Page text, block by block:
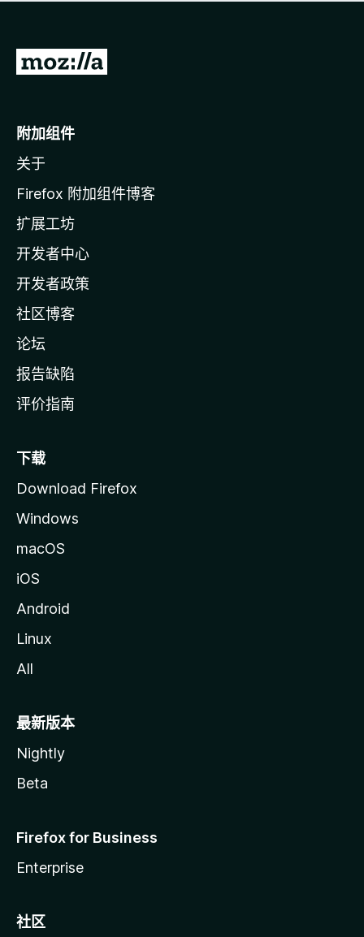
无
转
o
i
l
a
主
页
附加组件
关于
Firefox 附加组件博客
扩展工坊
开发者中心
开发者政策
社区博客
论坛
报告缺陷
评价指南
下载
Download Firefox
Windows
macOS
iOS
Android
Linux
All
最新版本
Nightly
Beta
Firefox for Business
Enterprise
社区